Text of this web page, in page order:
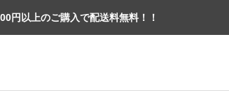
円以上のご購入で配送料無料！！